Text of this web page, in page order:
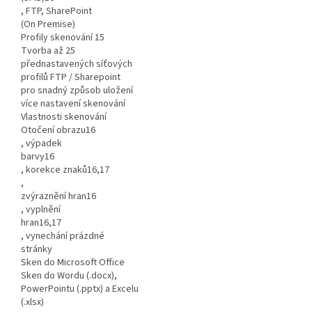
, FTP, SharePoint
(On Premise)
Profily skenování 15
Tvorba až 25
přednastavených síťových
profilů FTP / Sharepoint
pro snadný způsob uložení
více nastavení skenování
Vlastnosti skenování
Otočení obrazu16
, výpadek
barvy16
, korekce znaků16,17
,
zvýraznění hran16
, vyplnění
hran16,17
, vynechání prázdné
stránky
Sken do Microsoft Office
Sken do Wordu (.docx),
PowerPointu (.pptx) a Excelu
(.xlsx)